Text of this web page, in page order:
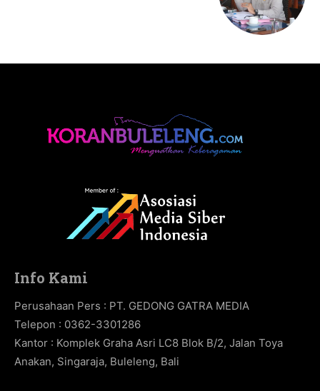
Info Kami
Perusahaan Pers : PT. GEDONG GATRA MEDIA
Telepon : 0362-3301286
Kantor : Komplek Graha Asri LC8 Blok B/2, Jalan Toya
Anakan, Singaraja, Buleleng, Bali